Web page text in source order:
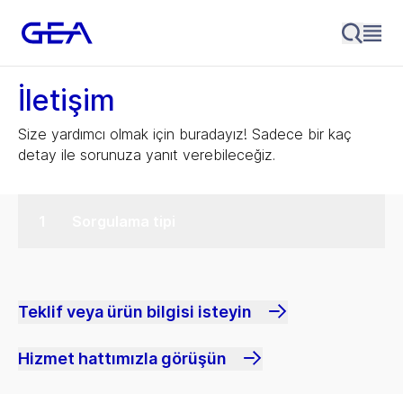
İletişim
Size yardımcı olmak için buradayız! Sadece bir kaç
detay ile sorunuza yanıt verebileceğiz.
Teklif veya ürün bilgisi isteyin
Hizmet hattımızla görüşün